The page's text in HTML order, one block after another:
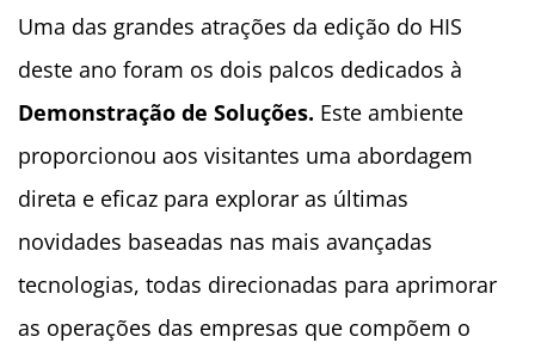
Uma das grandes atrações da edição do HIS
deste ano foram os dois palcos dedicados à
Demonstração de Soluções. Este ambiente
proporcionou aos visitantes uma abordagem
direta e eficaz para explorar as últimas
novidades baseadas nas mais avançadas
tecnologias, todas direcionadas para aprimorar
as operações das empresas que compõem o